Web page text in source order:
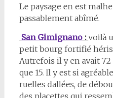
Le paysage en est
passablement abîmé.
San Gimignano: voilà
petit bourg fortifié
Autrefois il y en avait 72
que 15. Il y est si
ruelles dallées, de
des placettes qui